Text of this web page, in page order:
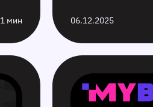
1 мин 06.12.2025